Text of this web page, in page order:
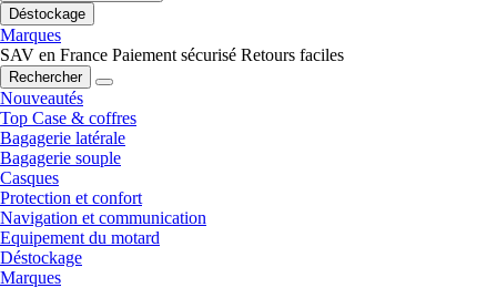
Déstockage
Marques
SAV en France Paiement sécurisé Retours faciles
Rechercher
Nouveautés
Top Case & coffres
Bagagerie latérale
Bagagerie souple
Casques
Protection et confort
Navigation et communication
Equipement du motard
Déstockage
Marques